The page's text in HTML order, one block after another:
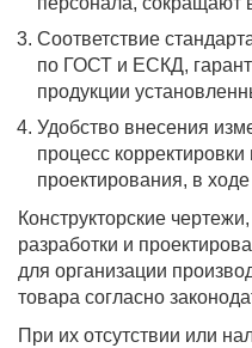
Соответствие
по ГОСТ и ЕСКД,
продукции
Удобство внесения
процесс
проектирования, в
Конструкторские
разработки и
для организации
товара согласно
При их отсутствии или